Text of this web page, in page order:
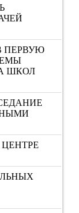
ПЕРВУЮ
ШКОЛ